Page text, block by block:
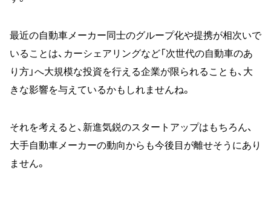
最近の自動車メーカー同士のグループ化や提携が相次いで
いることは、カーシェアリングなど「次世代の自動車のあ
り方」へ大規模な投資を行える企業が限られることも、大
きな影響を与えているかもしれませんね。
それを考えると、新進気鋭のスタートアップはもちろん、
大手自動車メーカーの動向からも今後目が離せそうにあり
ません。